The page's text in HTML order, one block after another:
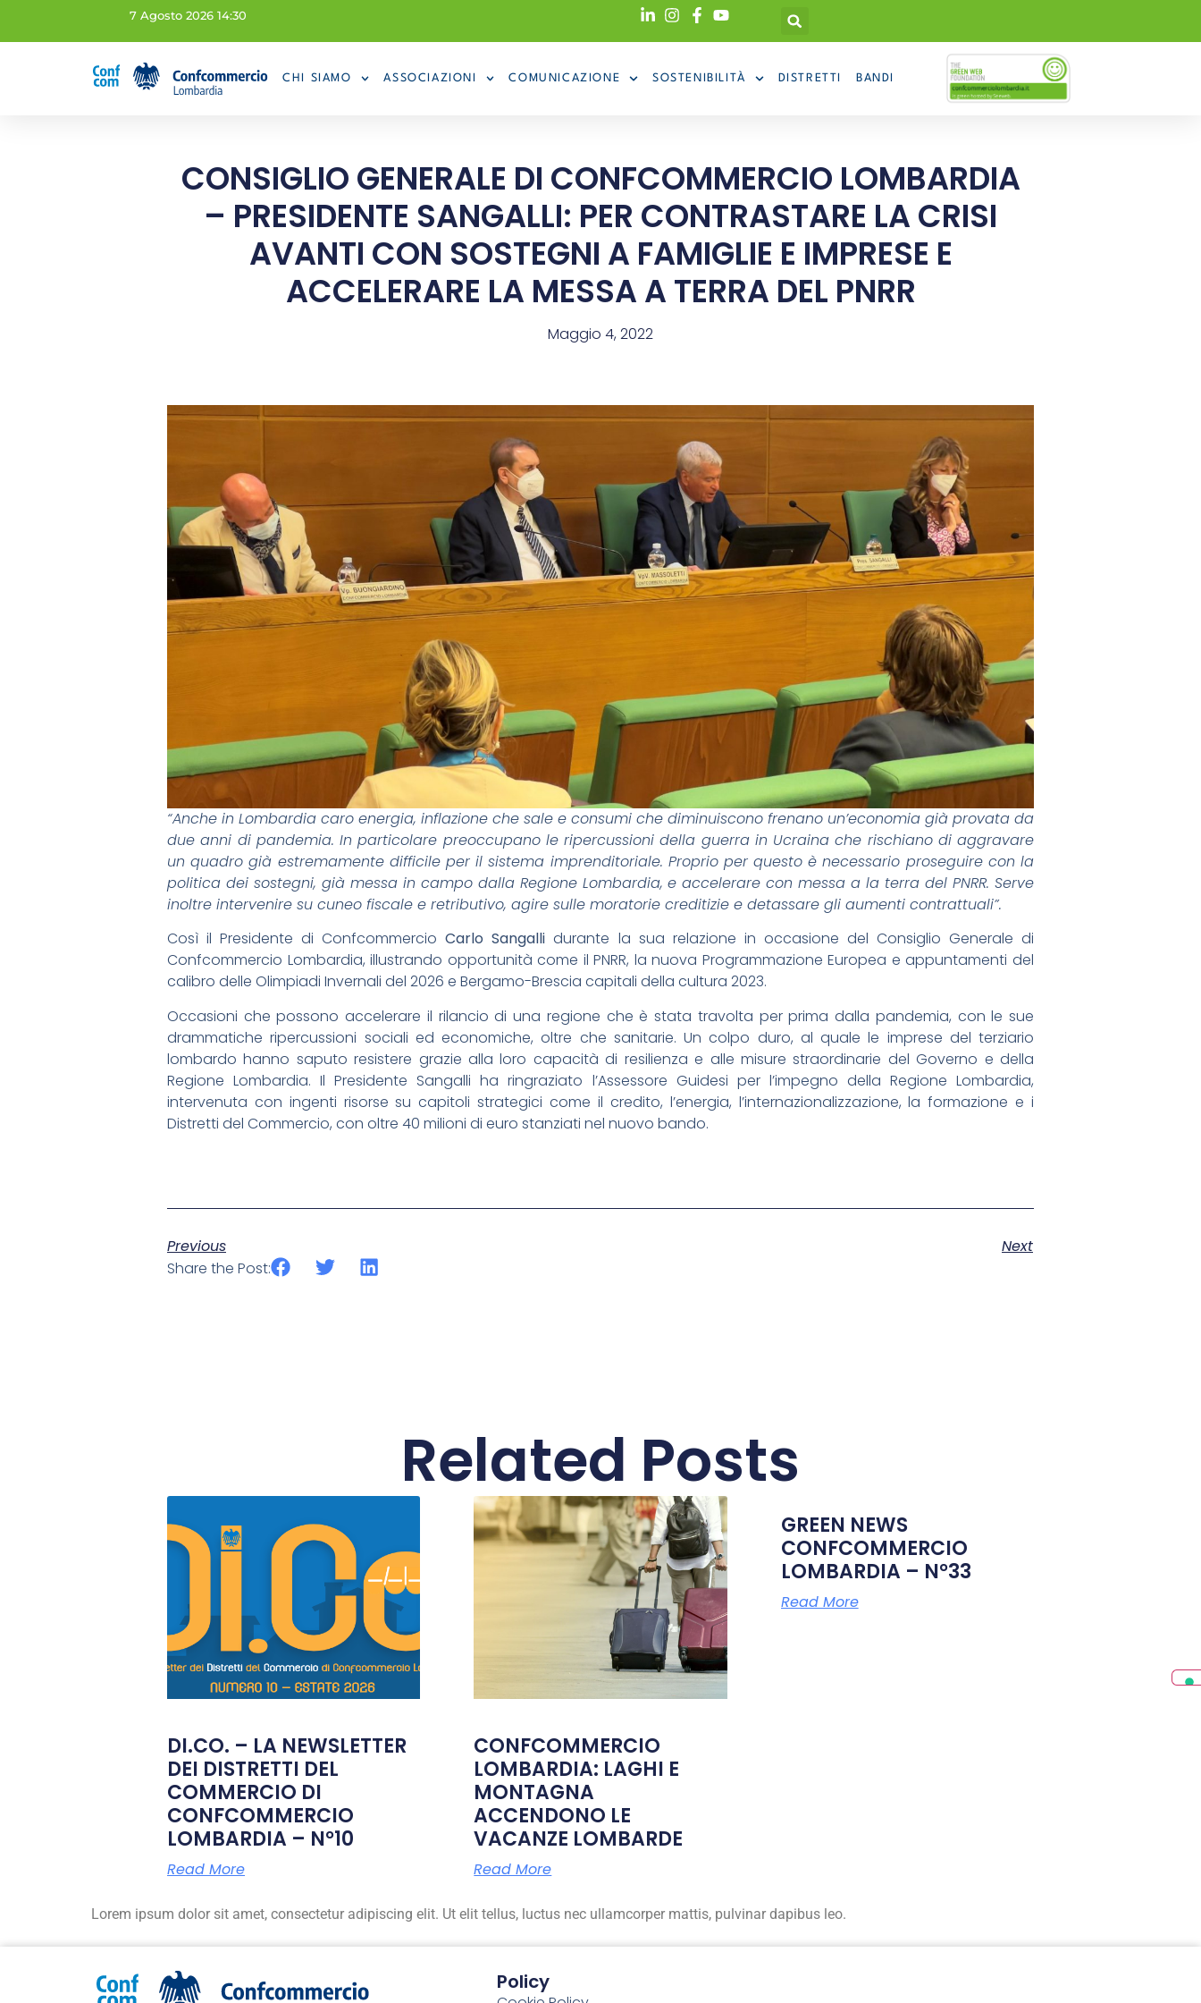
7 Agosto 2026 14:30
CHI SIAMO ASSOCIAZIONI COMUNICAZIONE SOSTENIBILITÀ DISTRETTI BANDI
CONSIGLIO GENERALE DI CONFCOMMERCIO LOMBARDIA
– PRESIDENTE SANGALLI: PER CONTRASTARE LA CRISI
AVANTI CON SOSTEGNI A FAMIGLIE E IMPRESE E
ACCELERARE LA MESSA A TERRA DEL PNRR
Maggio 4, 2022
“Anche in Lombardia caro energia, inflazione che sale e consumi che diminuiscono frenano un’economia già provata da
due anni di pandemia. In particolare preoccupano le ripercussioni della guerra in Ucraina che rischiano di aggravare
un quadro già estremamente difficile per il sistema imprenditoriale. Proprio per questo è necessario proseguire con la
politica dei sostegni, già messa in campo dalla Regione Lombardia, e accelerare con messa a la terra del PNRR. Serve
inoltre intervenire su cuneo fiscale e retributivo, agire sulle moratorie creditizie e detassare gli aumenti contrattuali”.
Così il Presidente di Confcommercio Carlo Sangalli durante la sua relazione in occasione del Consiglio Generale di
Confcommercio Lombardia, illustrando opportunità come il PNRR, la nuova Programmazione Europea e appuntamenti del
calibro delle Olimpiadi Invernali del 2026 e Bergamo-Brescia capitali della cultura 2023.
Occasioni che possono accelerare il rilancio di una regione che è stata travolta per prima dalla pandemia, con le sue
drammatiche ripercussioni sociali ed economiche, oltre che sanitarie. Un colpo duro, al quale le imprese del terziario
lombardo hanno saputo resistere grazie alla loro capacità di resilienza e alle misure straordinarie del Governo e della
Regione Lombardia. Il Presidente Sangalli ha ringraziato l’Assessore Guidesi per l’impegno della Regione Lombardia,
intervenuta con ingenti risorse su capitoli strategici come il credito, l’energia, l’internazionalizzazione, la formazione e i
Distretti del Commercio, con oltre 40 milioni di euro stanziati nel nuovo bando.
Previous
Next
Share the Post:
Related Posts
DI.CO. – LA NEWSLETTER
DEI DISTRETTI DEL
COMMERCIO DI
CONFCOMMERCIO
LOMBARDIA – N°10
Read More
CONFCOMMERCIO
LOMBARDIA: LAGHI E
MONTAGNA
ACCENDONO LE
VACANZE LOMBARDE
Read More
GREEN NEWS
CONFCOMMERCIO
LOMBARDIA – N°33
Read More
Lorem ipsum dolor sit amet, consectetur adipiscing elit. Ut elit tellus, luctus nec ullamcorper mattis, pulvinar dapibus leo.
Policy